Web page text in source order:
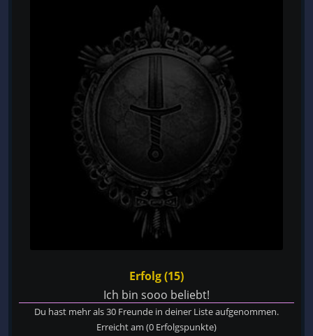
Erfolg (15)
Ich bin sooo beliebt!
Du hast mehr als 30 Freunde in deiner Liste aufgenommen.
Erreicht am (0 Erfolgspunkte)